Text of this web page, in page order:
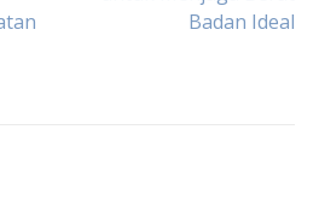
Badan Ideal